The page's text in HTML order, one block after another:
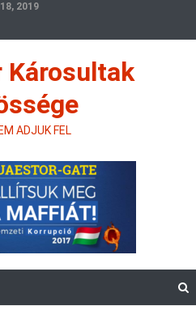
2019
Károsultak
ADJUK FEL